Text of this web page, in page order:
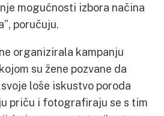
mogućnosti izbora načina
poručuju.
organizirala kampanju
kojom su žene pozvane da
loše iskustvo poroda
priču i fotografiraju se s tim